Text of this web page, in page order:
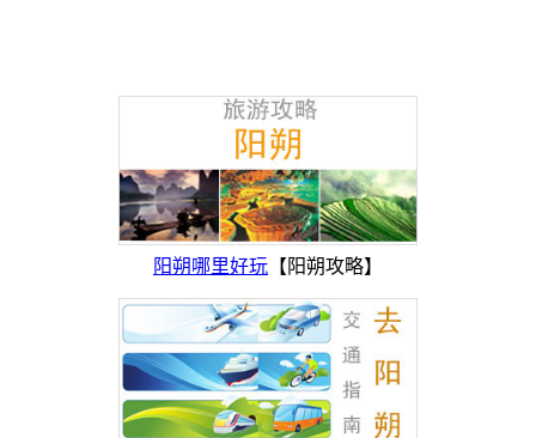
阳朔哪里好玩 【阳朔攻略】